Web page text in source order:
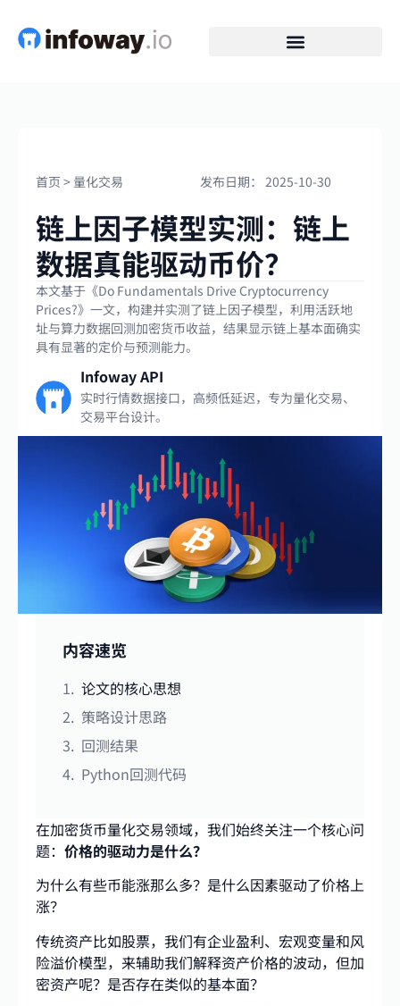
首页 > 量化交易 发布日期： 2025-10-30
链上因子模型实测：链上
数据真能驱动币价？
本文基于《Do Fundamentals Drive Cryptocurrency
Prices?》一文，构建并实测了链上因子模型，利用活跃地
址与算力数据回测加密货币收益，结果显示链上基本面确实
具有显著的定价与预测能力。
Infoway API
实时行情数据接口，高频低延迟，专为量化交易、
交易平台设计。
内容速览
论文的核心思想
策略设计思路
回测结果
Python回测代码
在加密货币量化交易领域，我们始终关注一个核心问
题： 价格的驱动力是什么？
为什么有些币能涨那么多？是什么因素驱动了价格上
涨？
传统资产比如股票，我们有企业盈利、宏观变量和风
险溢价模型，来辅助我们解释资产价格的波动，但加
密资产呢？是否存在类似的基本面？